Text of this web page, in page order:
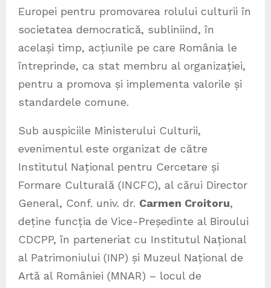
Europei pentru promovarea rolului culturii în
societatea democratică, subliniind, în
același timp, acțiunile pe care România le
întreprinde, ca stat membru al organizației,
pentru a promova și implementa valorile și
standardele comune.
Sub auspiciile Ministerului Culturii,
evenimentul este organizat de către
Institutul Național pentru Cercetare și
Formare Culturală (INCFC), al cărui Director
General, Conf. univ. dr. Carmen Croitoru,
deține funcția de Vice-Președinte al Biroului
CDCPP, în parteneriat cu Institutul Național
al Patrimoniului (INP) și Muzeul Național de
Artă al României (MNAR) – locul de